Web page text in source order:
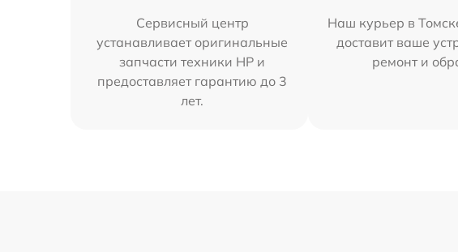
Сервисный центр
устанавливает оригинальные
запчасти техники HP и
предоставляет гарантию до 3
лет.
Наш курьер в
доставит ваше
ремонт и